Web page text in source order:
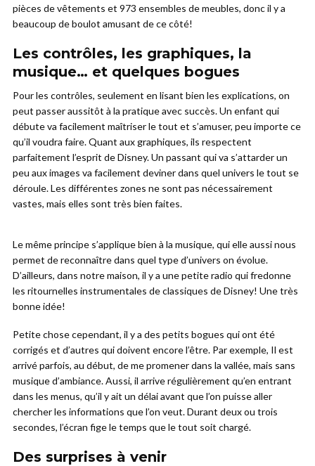
pièces de vêtements et 973 ensembles de meubles, donc il y a
beaucoup de boulot amusant de ce côté!
Les contrôles, les graphiques, la
musique… et quelques bogues
Pour les contrôles, seulement en lisant bien les explications, on
peut passer aussitôt à la pratique avec succès. Un enfant qui
débute va facilement maîtriser le tout et s’amuser, peu importe ce
qu’il voudra faire. Quant aux graphiques, ils respectent
parfaitement l’esprit de Disney. Un passant qui va s’attarder un
peu aux images va facilement deviner dans quel univers le tout se
déroule. Les différentes zones ne sont pas nécessairement
vastes, mais elles sont très bien faites.
Le même principe s’applique bien à la musique, qui elle aussi nous
permet de reconnaître dans quel type d’univers on évolue.
D’ailleurs, dans notre maison, il y a une petite radio qui fredonne
les ritournelles instrumentales de classiques de Disney! Une très
bonne idée!
Petite chose cependant, il y a des petits bogues qui ont été
corrigés et d’autres qui doivent encore l’être. Par exemple, Il est
arrivé parfois, au début, de me promener dans la vallée, mais sans
musique d’ambiance. Aussi, il arrive régulièrement qu’en entrant
dans les menus, qu’il y ait un délai avant que l’on puisse aller
chercher les informations que l’on veut. Durant deux ou trois
secondes, l’écran fige le temps que le tout soit chargé.
Des surprises à venir